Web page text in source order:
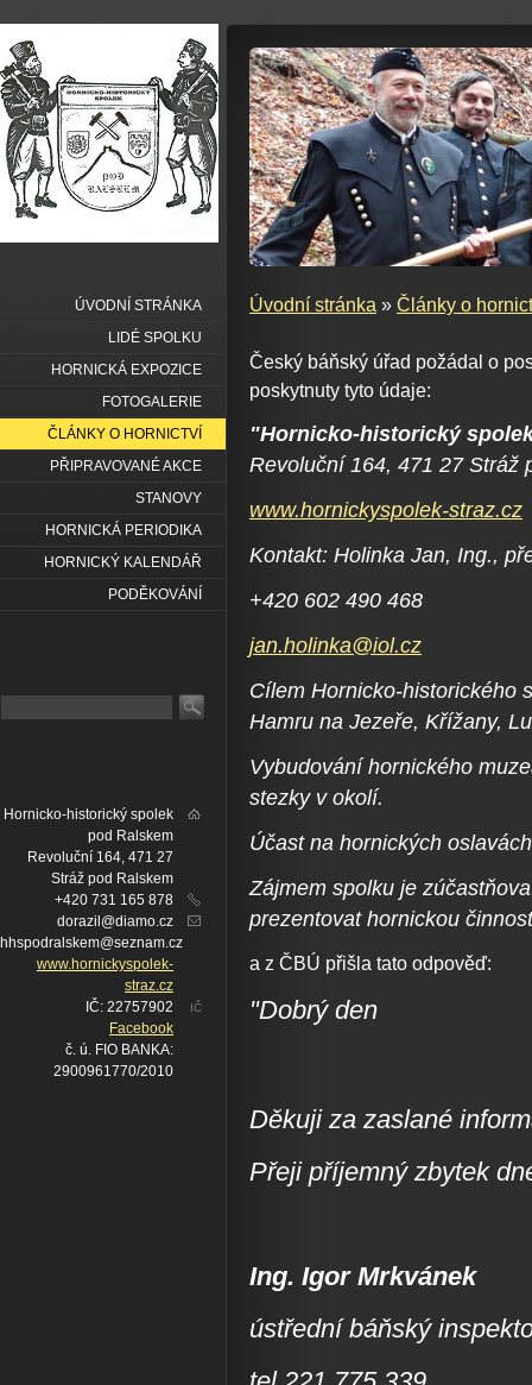
Úvodní stránka » Články o
Český báňský úřad požádal o
poskytnuty tyto údaje:
"Hornicko-historický
Revoluční 164, 471 27 Stráž
www.hornickyspolek-straz.cz
Kontakt: Holinka Jan, Ing.,
+420 602 490 468
jan.holinka@iol.cz
Cílem Hornicko-historického
Hamru na Jezeře, Křížany,
Vybudování hornického
stezky v okolí.
Účast na hornických
Zájmem spolku je
prezentovat hornickou
a z ČBÚ přišla tato odpověď:
"Dobrý den
Děkuji za zaslané
Přeji příjemný zbytek
Ing. Igor Mrkvánek
ústřední báňský
ÚVODNÍ STRÁNKA
LIDÉ SPOLKU
HORNICKÁ EXPOZICE
FOTOGALERIE
ČLÁNKY O HORNICTVÍ
PŘIPRAVOVANÉ AKCE
STANOVY
HORNICKÁ PERIODIKA
HORNICKÝ KALENDÁŘ
PODĚKOVÁNÍ
Hornicko-historický spolek
pod Ralskem
Revoluční 164, 471 27
Stráž pod Ralskem
+420 731 165 878
dorazil@diamo.cz
hhspodralskem@seznam.cz
www.hornickyspolek-
straz.cz
IČ
IČ: 22757902
Facebook
č. ú. FIO BANKA:
2900961770/2010